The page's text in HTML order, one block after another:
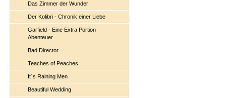
Das Zimmer der Wunder
Der Kolibri - Chronik einer Liebe
Garfield - Eine Extra Portion
Abenteuer
Bad Director
Teaches of Peaches
It´s Raining Men
Beautiful Wedding